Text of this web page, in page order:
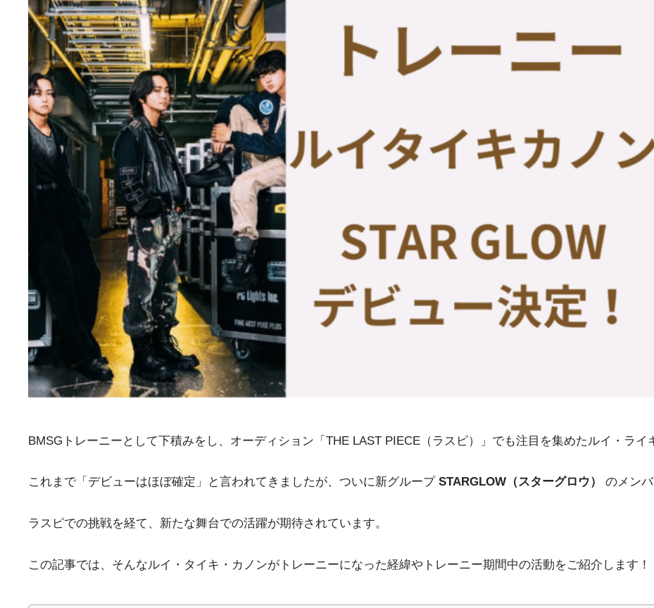
BMSGトレーニーとして下積みをし、オーディション「THE LAST PIECE（ラスピ）」でも注目を集めたルイ・ライ
これまで「デビューはほぼ確定」と言われてきましたが、ついに新グループ STARGLOW（スターグロウ） のメン
ラスピでの挑戦を経て、新たな舞台での活躍が期待されています。
この記事では、そんなルイ・タイキ・カノンがトレーニーになった経緯やトレーニー期間中の活動をご紹介します！